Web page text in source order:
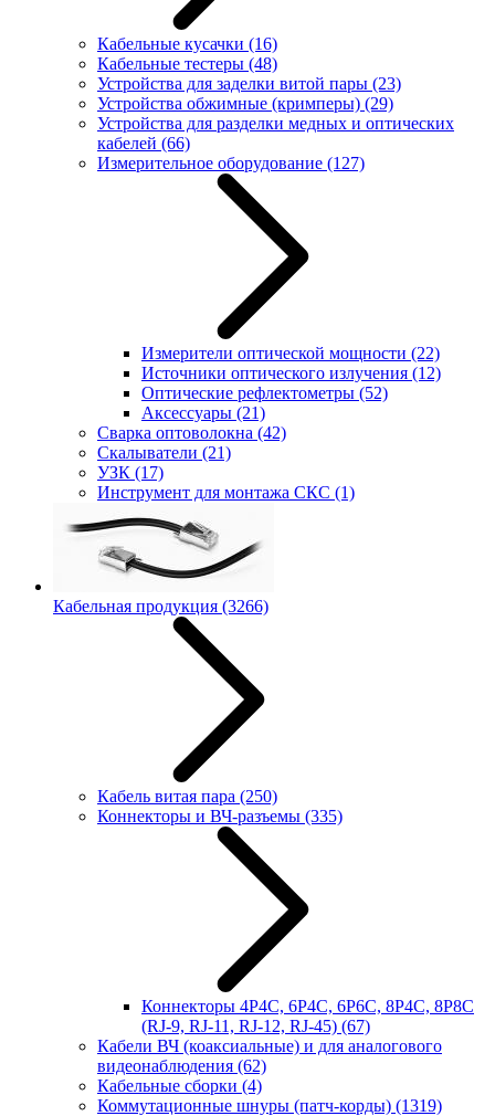
Кабельные кусачки (16)
Кабельные тестеры (48)
Устройства для заделки витой пары (23)
Устройства обжимные (кримперы) (29)
Устройства для разделки медных и оптических
кабелей (66)
Измерительное оборудование (127)
Измерители оптической мощности (22)
Источники оптического излучения (12)
Оптические рефлектометры (52)
Аксессуары (21)
Сварка оптоволокна (42)
Скалыватели (21)
УЗК (17)
Инструмент для монтажа СКС (1)
Кабельная продукция (3266)
Кабель витая пара (250)
Коннекторы и ВЧ-разъемы (335)
Коннекторы 4P4C, 6P4C, 6P6C, 8P4C, 8P8C
(RJ-9, RJ-11, RJ-12, RJ-45) (67)
Кабели ВЧ (коаксиальные) и для аналогового
видеонаблюдения (62)
Кабельные сборки (4)
Коммутационные шнуры (патч-корды) (1319)